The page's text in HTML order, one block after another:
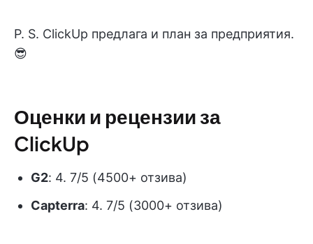
P. S. ClickUp предлага и план за предприятия.
😎
Оценки и рецензии за
ClickUp
G2: 4. 7/5 (4500+ отзива)
Capterra: 4. 7/5 (3000+ отзива)